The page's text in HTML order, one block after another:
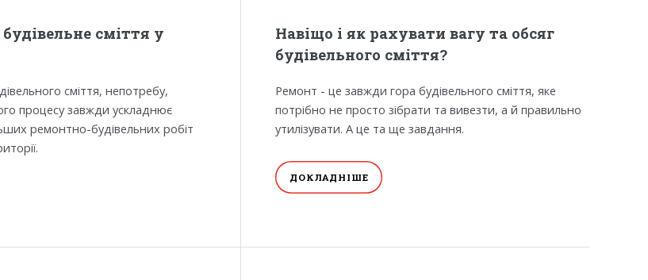
сміття у
сміття, непотребу,
процесу завжди ускладнює
ремонтно-будівельних робіт
Навіщо і як рахувати вагу та обсяг
будівельного сміття?
Ремонт - це завжди гора будівельного сміття, яке
потрібно не просто зібрати та вивезти, а й правильно
утилізувати. А це та ще завдання.
ДОКЛАДНІШЕ